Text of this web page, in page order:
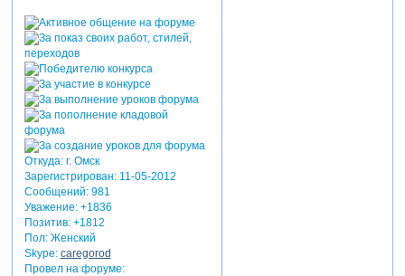
Откуда:г. Омск
Зарегистрирован: 11-05-2012
Сообщений:981
Уважение: +1836
Позитив: +1812
Пол:Женский
Skype: caregorod
Провел на форуме: